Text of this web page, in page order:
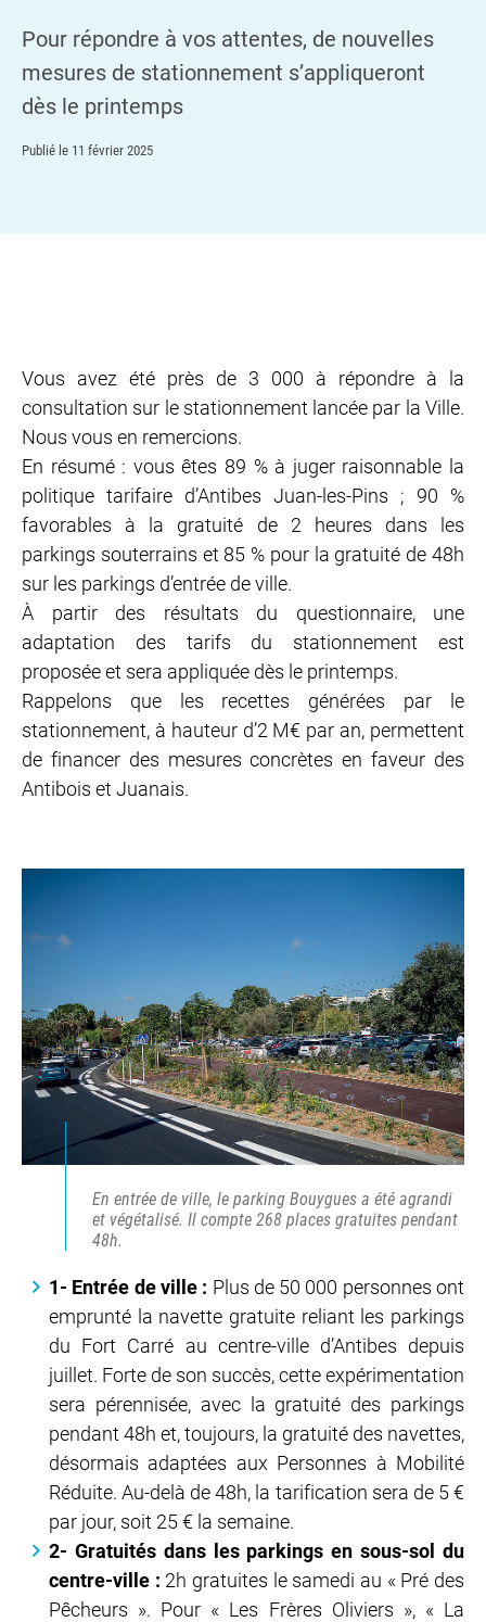
Pour répondre à vos attentes, de nouvelles
mesures de stationnement s’appliqueront
dès le printemps
Publié le 11 février 2025
Vous avez été près de 3 000 à répondre à la
consultation sur le stationnement lancée par la Ville.
Nous vous en remercions.
En résumé : vous êtes 89 % à juger raisonnable la
politique tarifaire d’Antibes Juan-les-Pins ; 90 %
favorables à la gratuité de 2 heures dans les
parkings souterrains et 85 % pour la gratuité de 48h
sur les parkings d’entrée de ville.
À partir des résultats du questionnaire, une
adaptation des tarifs du stationnement est
proposée et sera appliquée dès le printemps.
Rappelons que les recettes générées par le
stationnement, à hauteur d’2 M€ par an, permettent
de financer des mesures concrètes en faveur des
Antibois et Juanais.
En entrée de ville, le parking Bouygues a été agrandi
et végétalisé. Il compte 268 places gratuites pendant
48h.
1- Entrée de ville : Plus de 50 000 personnes ont
emprunté la navette gratuite reliant les parkings
du Fort Carré au centre-ville d’Antibes depuis
juillet. Forte de son succès, cette expérimentation
sera pérennisée, avec la gratuité des parkings
pendant 48h et, toujours, la gratuité des navettes,
désormais adaptées aux Personnes à Mobilité
Réduite. Au-delà de 48h, la tarification sera de 5 €
par jour, soit 25 € la semaine.
2- Gratuités dans les parkings en sous-sol du
centre-ville : 2h gratuites le samedi au « Pré des
Pêcheurs ». Pour « Les Frères Oliviers », « La